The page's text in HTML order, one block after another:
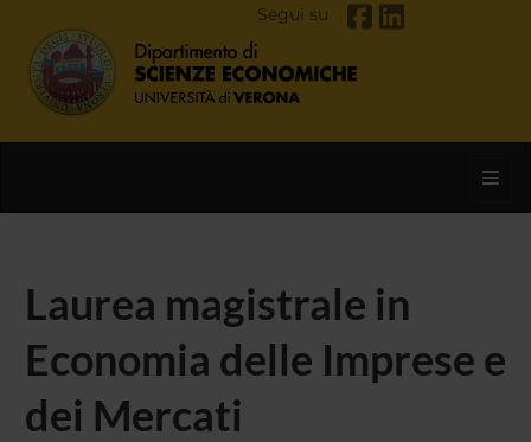
Segui su
Laurea magistrale in
Economia delle Imprese e
dei Mercati